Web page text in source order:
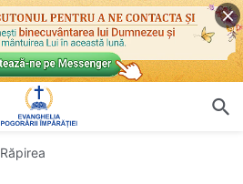
Răpirea